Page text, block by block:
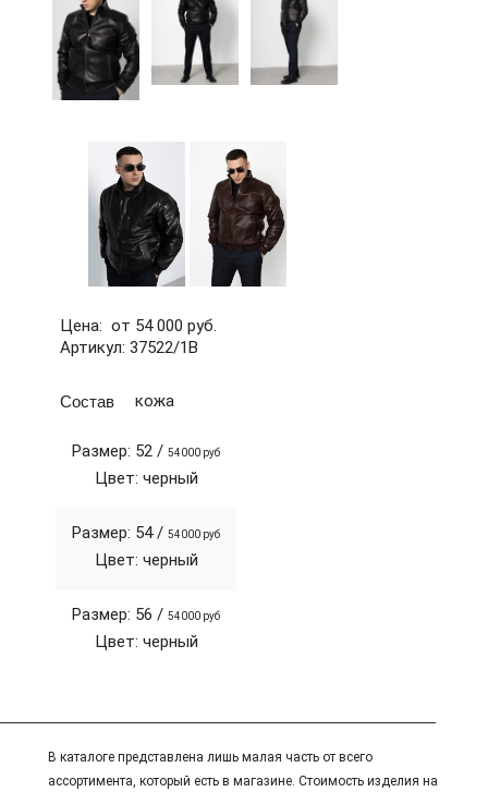
Цена: от 54 000 руб.
Артикул: 37522/1В
Состав кожа
Размер: 52 / 54000 руб
Цвет: черный
Размер: 54 / 54000 руб
Цвет: черный
Размер: 56 / 54000 руб
Цвет: черный
В каталоге представлена лишь малая часть от всего
ассортимента, который есть в магазине. Стоимость изделия на